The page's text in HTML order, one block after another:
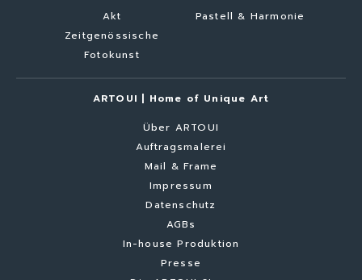
Akt
Zeitgenössische
Fotokunst
Pastell & Harmonie
ARTOUI | Home of Unique Art
Über ARTOUI
Auftragsmalerei
Mail & Frame
Impressum
Datenschutz
AGBs
In-house Produktion
Presse